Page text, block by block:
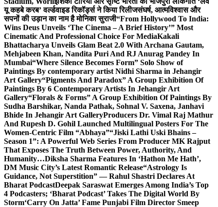
यू कहबे करब’ वर्ल्डवाइड रिकॉर्ड्स ने किया रिलीजसंघर्ष, आत्मविश्वास और
सपनों की उड़ान का नाम है मोनिका सुराजी“From Hollywood To India:
Wins Deus Unveils ‘The Cinema – A Brief History’” Most
Cinematic And Professional Choice For MediaKakali
Bhattacharya Unveils Glam Beat 2.0 With Archana Gautam,
Mehjabeen Khan, Nandita Puri And RJ Anurag Pandey In
Mumbai“Where Silence Becomes Form” Solo Show of
Paintings By contemporary artist Nidhi Sharma in Jehangir
Art Gallery“Pigments And Paradox” A Group Exhibition Of
Paintings By 6 Contemporary Artists In Jehangir Art
Gallery“Florals & Forms” A Group Exhibition Of Paintings By
Sudha Barshikar, Nanda Pathak, Sohnal V. Saxena, Janhavi
Bhide In Jehangir Art GalleryProducers Dr. Vimal Raj Mathur
And Rupesh D. Gohil Launched Multilingual Posters For The
Women-Centric Film “Abhaya”“Jiski Lathi Uski Bhains –
Season 1”: A Powerful Web Series From Producer MK Rajput
That Exposes The Truth Between Power, Authority, And
Humanity…Diksha Sharma Features In ‘Hathon Me Hath’,
DM Music City’s Latest Romantic Release“Astrology Is
Guidance, Not Superstition” — Rahul Shastri Declares At
Bharat PodcastDeepak Saraswat Emerges Among India’s Top
4 Podcasters; ‘Bharat Podcast’ Takes The Digital World By
Storm‘Carry On Jatta’ Fame Punjabi Film Director Smeep